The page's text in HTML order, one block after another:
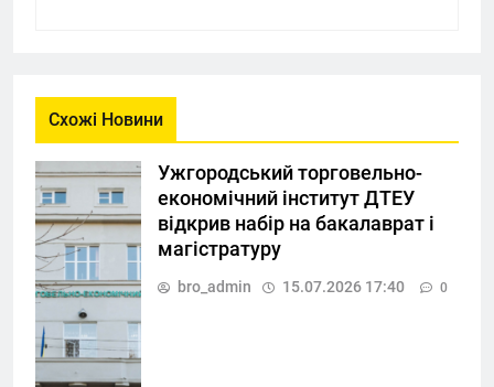
Схожі Новини
Ужгородський торговельно-
економічний інститут ДТЕУ
відкрив набір на бакалаврат і
магістратуру
bro_admin 15.07.2026 17:40 0